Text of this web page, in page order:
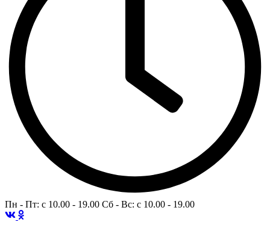
Пн - Пт: c 10.00 - 19.00 Сб - Вс: c 10.00 - 19.00